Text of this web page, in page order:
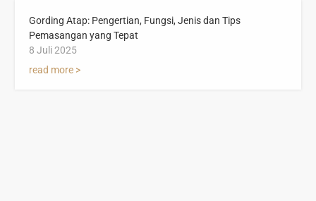
Gording Atap: Pengertian, Fungsi, Jenis dan Tips
Pemasangan yang Tepat
8 Juli 2025
read more >